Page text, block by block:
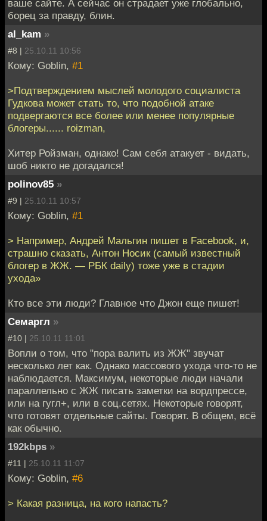
ваше сайте. А сейчас он страдает уже глобально,
борец за правду, блин.
al_kam »
#8 | 25.10.11 10:56
Кому: Goblin, #1
>Подтверждением мыслей молодого социалиста
Гудкова может стать то, что подобной атаке
подвергаются все более или менее популярные
блогеры...... roizman,
Хитер Ройзман, однако! Сам себя атакует - видать,
шоб никто не догадался!
polinov85 »
#9 | 25.10.11 10:57
Кому: Goblin, #1
> Например, Андрей Мальгин пишет в Facebook, и,
страшно сказать, Антон Носик (самый известный
блогер в ЖЖ. — РБК daily) тоже уже в стадии
ухода»
Кто все эти люди? Главное что Джон еще пишет!
Семаргл »
#10 | 25.10.11 11:01
Вопли о том, что "пора валить из ЖЖ" звучат
несколько лет как. Однако массового ухода что-то не
наблюдается. Максимум, некоторые люди начали
параллельно с ЖЖ писать заметки на вордпрессе,
или на гугл+, или в соц.сетях. Некоторые говорят,
что готовят отдельные сайты. Говорят. В общем, всё
как обычно.
192kbps »
#11 | 25.10.11 11:07
Кому: Goblin, #6
> Какая разница, на кого напасть?